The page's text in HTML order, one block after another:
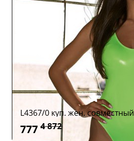
L4367/0 куп. жен. совместный
777 4 872